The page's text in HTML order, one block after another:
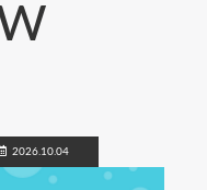
2026.10.04